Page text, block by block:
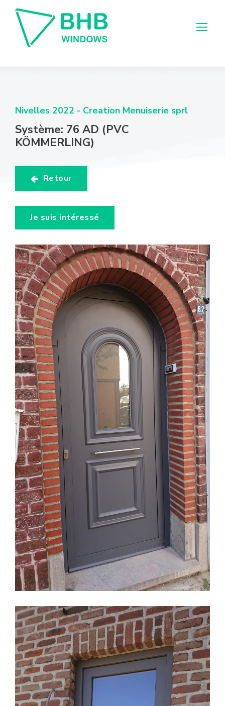
Nivelles 2022 - Creation Menuiserie sprl
Système: 76 AD (PVC
KÖMMERLING)
Retour
Je suis intéressé